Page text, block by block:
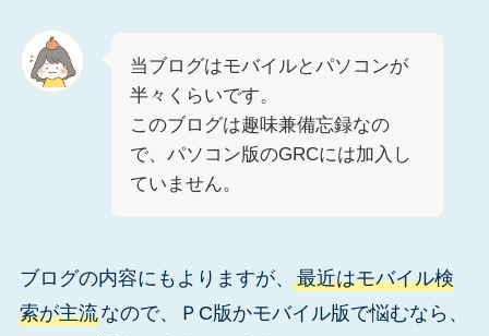
当ブログはモバイルとパソコンが
半々くらいです。
このブログは趣味兼備忘録なの
で、パソコン版のGRCには加入し
ていません。
ブログの内容にもよりますが、 最近はモバイル検
索が主流なので、ＰC版かモバイル版で悩むなら、